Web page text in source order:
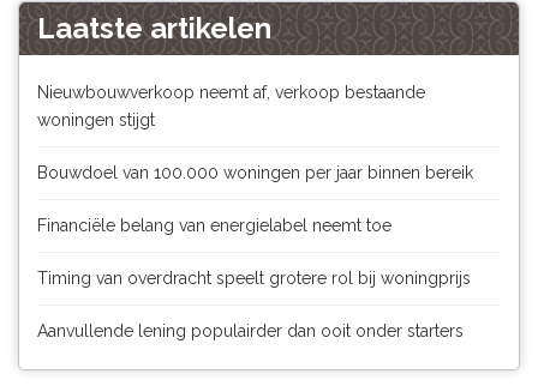
Laatste artikelen
Nieuwbouwverkoop neemt af, verkoop bestaande
woningen stijgt
Bouwdoel van 100.000 woningen per jaar binnen bereik
Financiële belang van energielabel neemt toe
Timing van overdracht speelt grotere rol bij woningprijs
Aanvullende lening populairder dan ooit onder starters